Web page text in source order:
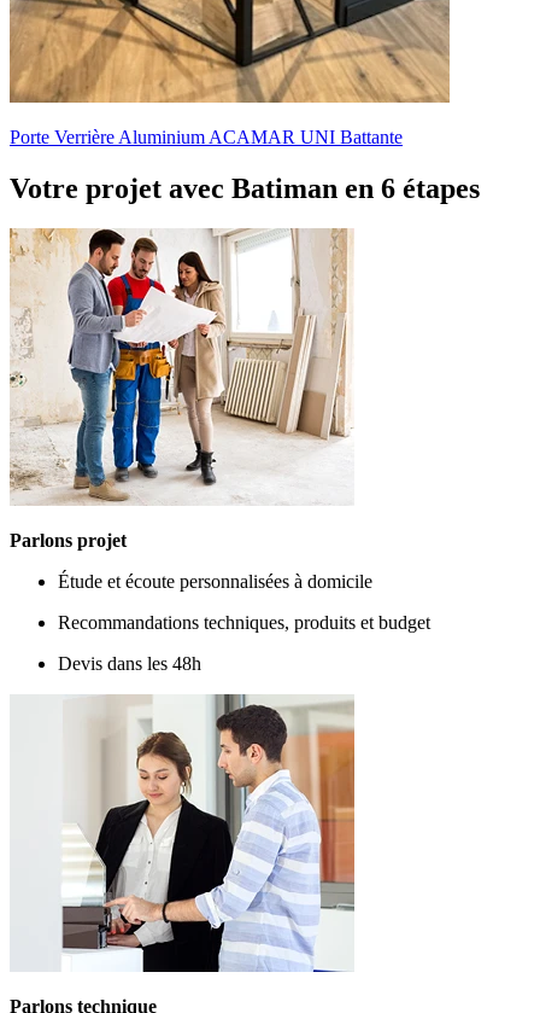
Porte Verrière Aluminium ACAMAR UNI Battante
Votre projet avec Batiman en 6 étapes
Parlons projet
Étude et écoute personnalisées à domicile
Recommandations techniques, produits et budget
Devis dans les 48h
Parlons technique